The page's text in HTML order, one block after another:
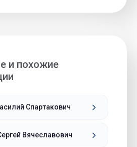
и похожие
Спартакович
Вячеславович